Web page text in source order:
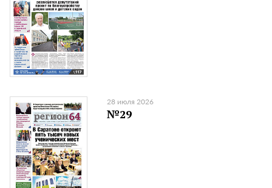
28 июля 2026
№29